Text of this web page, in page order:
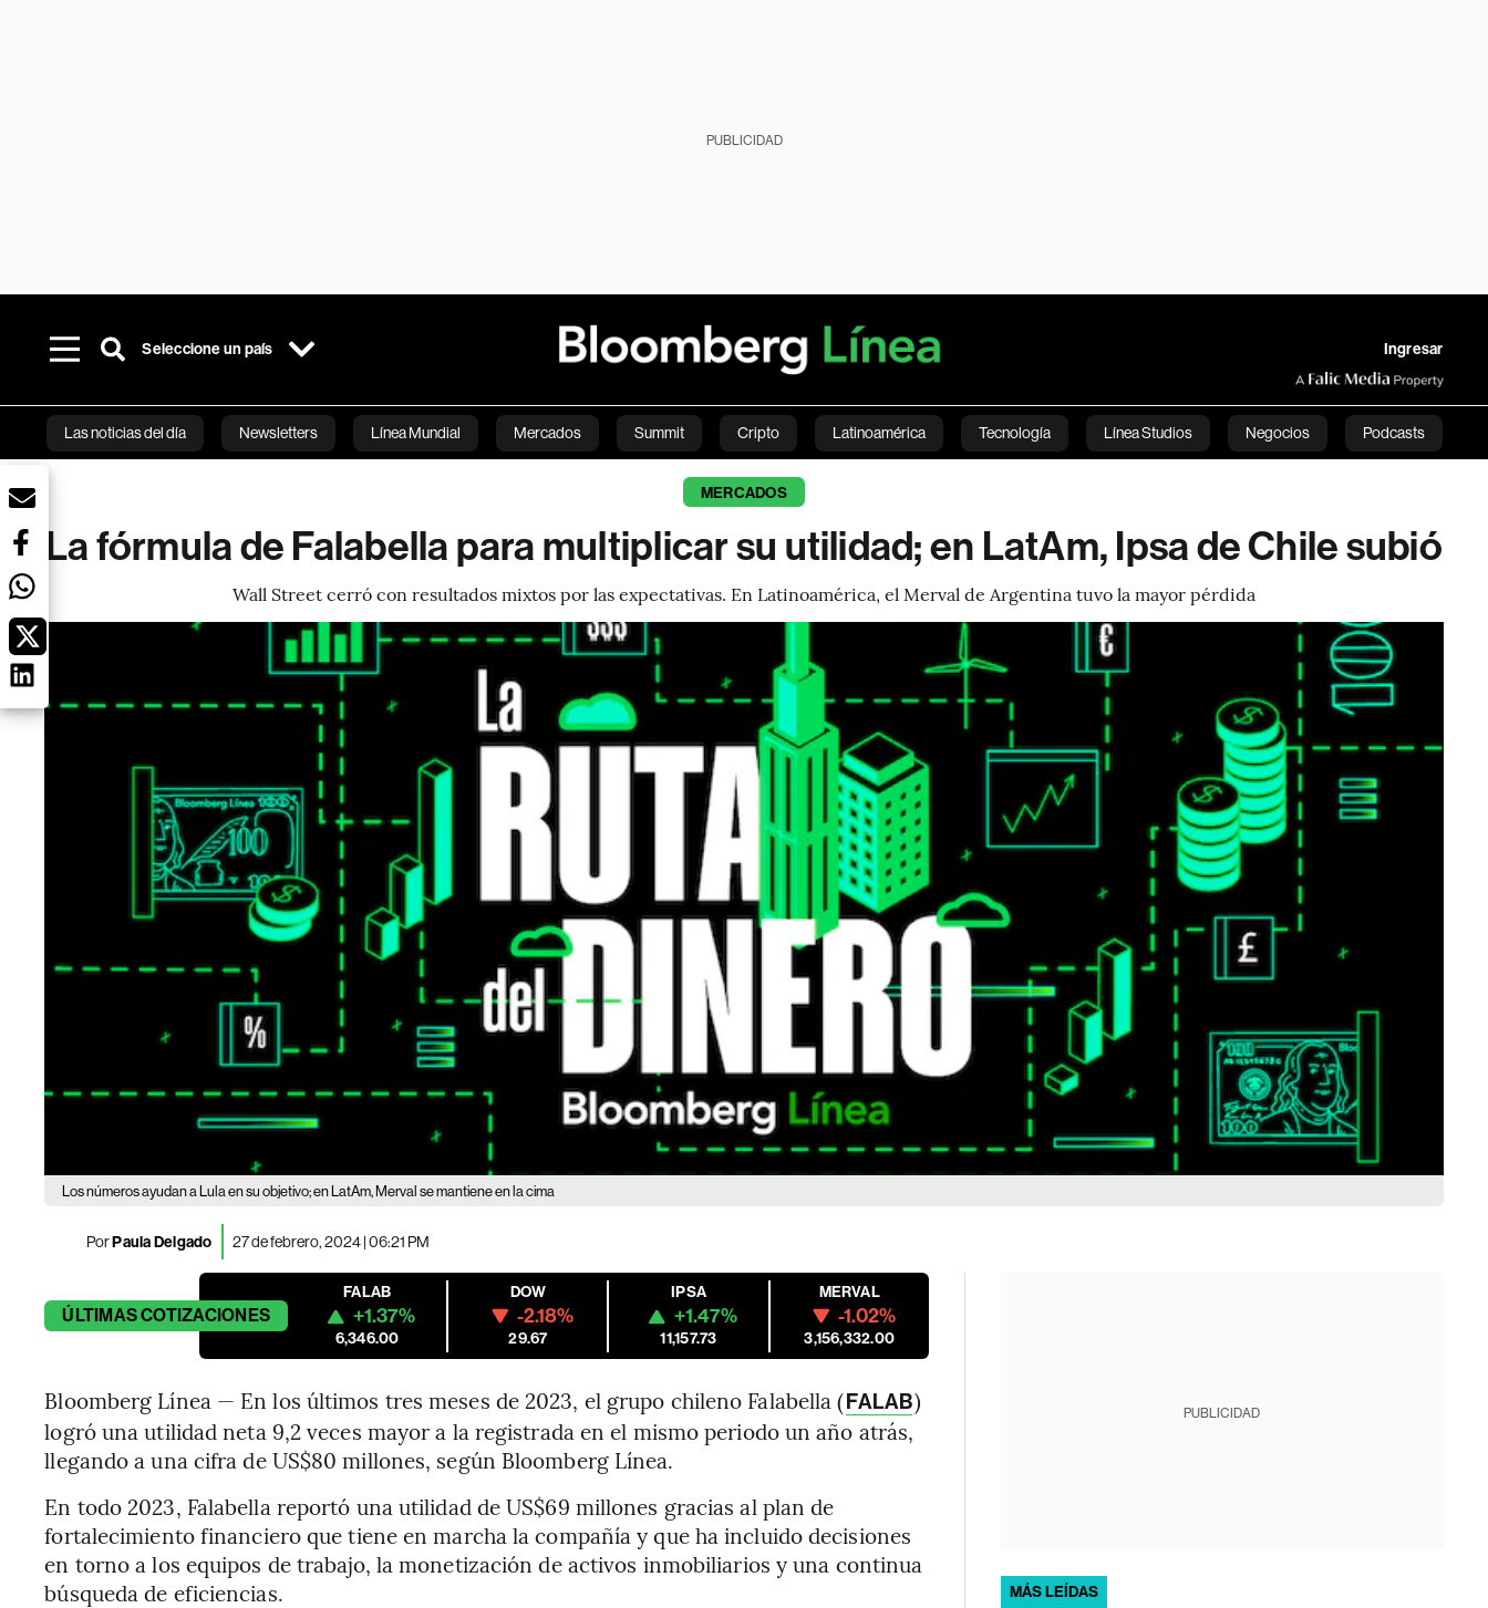
PUBLICIDAD
Seleccione un país Ingresar
Las noticias del día Newsletters Línea Mundial Mercados Summit Cripto Latinoamérica Tecnología Línea Studios Negocios Podcasts
Estilo de vida
MERCADOS
La fórmula de Falabella para multiplicar su utilidad; en LatAm, Ipsa de Chile subió
Wall Street cerró con resultados mixtos por las expectativas. En Latinoamérica, el Merval de Argentina tuvo la mayor pérdida
Los números ayudan a Lula en su objetivo; en LatAm, Merval se mantiene en la cima
PorPaula Delgado 27 de febrero, 2024 | 06:21 PM
ÚLTIMASCOTIZACIONES
FALAB
+1.37%
6,346.00
DOW
-2.18%
29.67
IPSA
+1.47%
11,157.73
MERVAL
-1.02%
3,156,332.00
Bloomberg Línea — En los últimos tres meses de 2023, el grupo chileno Falabella (FALAB)
logró una utilidad neta 9,2 veces mayor a la registrada en el mismo periodo un año atrás,
llegando a una cifra de US$80 millones, según Bloomberg Línea.
En todo 2023, Falabella reportó una utilidad de US$69 millones gracias al plan de
fortalecimiento financiero que tiene en marcha la compañía y que ha incluido decisiones
en torno a los equipos de trabajo, la monetización de activos inmobiliarios y una continua
búsqueda de eficiencias.
PUBLICIDAD
MÁS LEÍDAS